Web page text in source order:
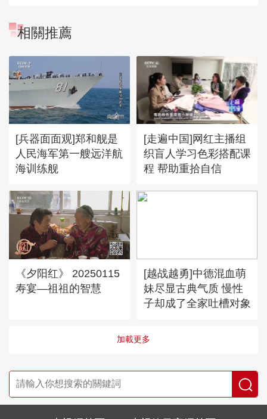
相關推薦
[兵器面面观]郑和舰是
人民海军第一艘远洋航
海训练舰
[走遍中国]网红主播组
织盲人学习色彩搭配课
程 帮助重拾自信
《夕阳红》 20250115
寿宴—祖祖的智慧
[越战越勇]中德混血萌
妹尽显古典气质 慢性
子却成了全家吐槽对象
加載更多